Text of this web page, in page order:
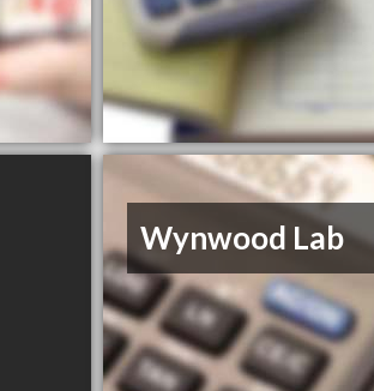
Wynwood Lab